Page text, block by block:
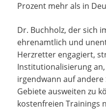
Prozent mehr als in
Dr. Buchholz, der sich
ehrenamtlich und
Herzretter engagiert,
Institutionalisierung
irgendwann auf
Gebiete ausweiten zu
kostenfreien Trainings